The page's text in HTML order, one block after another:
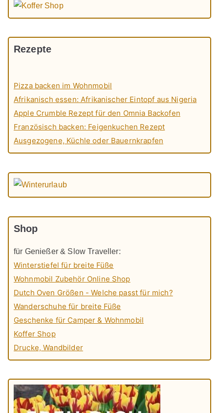
Rezepte
Pizza backen im Wohnmobil
Afrikanisch essen: Afrikanischer Eintopf aus Nigeria
Apple Crumble Rezept für den Omnia Backofen
Französisch backen: Feigenkuchen Rezept
Ausgezogene, Küchle oder Bauernkrapfen
Shop
für Genießer & Slow Traveller:
Winterstiefel für breite Füße
Wohnmobil Zubehör Online Shop
Dutch Oven Größen - Welche passt für mich?
Wanderschuhe für breite Füße
Geschenke für Camper & Wohnmobil
Koffer Shop
Drucke, Wandbilder